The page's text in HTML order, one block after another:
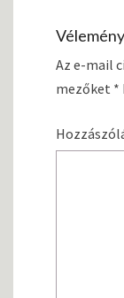
Az e-mail
mezőket *